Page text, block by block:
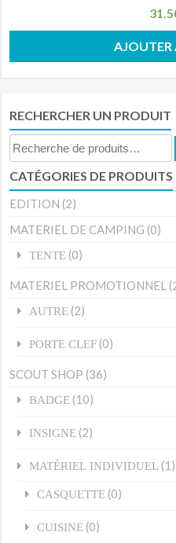
AJOUTER
RECHERCHER UN PRODUIT
Recherche
pour :
CATÉGORIES DE PRODUITS
EDITION (2)
MATERIEL DE CAMPING (0)
TENTE (0)
MATERIEL PROMOTIONNEL
AUTRE (2)
PORTE CLEF (0)
SCOUT SHOP (36)
BADGE (10)
INSIGNE (2)
MATÉRIEL INDIVIDUEL (1)
CASQUETTE (0)
CUISINE (0)